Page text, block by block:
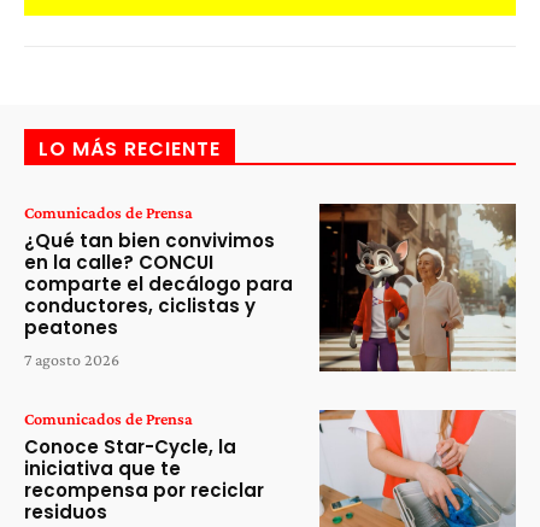
LO MÁS RECIENTE
Comunicados de Prensa
¿Qué tan bien convivimos
en la calle? CONCUI
comparte el decálogo para
conductores, ciclistas y
peatones
7 agosto 2026
Comunicados de Prensa
Conoce Star-Cycle, la
iniciativa que te
recompensa por reciclar
residuos